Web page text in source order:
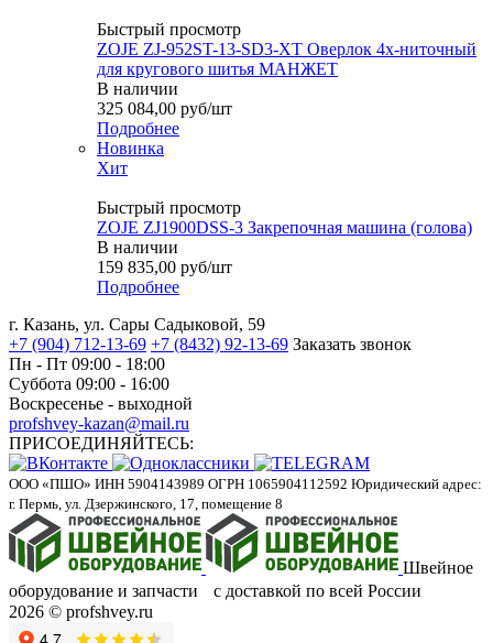
Быстрый просмотр
ZOJE ZJ-952ST-13-SD3-XT Оверлок 4х-ниточный
для кругового шитья МАНЖЕТ
В наличии
325 084,00 руб/шт
Подробнее
Новинка
Хит
Быстрый просмотр
ZOJE ZJ1900DSS-3 Закрепочная машина (голова)
В наличии
159 835,00 руб/шт
Подробнее
г. Казань, ул. Сары Садыковой, 59
+7 (904) 712-13-69 +7 (8432) 92-13-69 Заказать звонок
Пн - Пт 09:00 - 18:00
Суббота 09:00 - 16:00
Воскресенье - выходной
profshvey-kazan@mail.ru
ПРИСОЕДИНЯЙТЕСЬ:
ООО «ПШО» ИНН 5904143989 ОГРН 1065904112592 Юридический адрес:
г. Пермь, ул. Дзержинского, 17, помещение 8
Швейное
оборудование и запчасти с доставкой по всей России
2026 © profshvey.ru